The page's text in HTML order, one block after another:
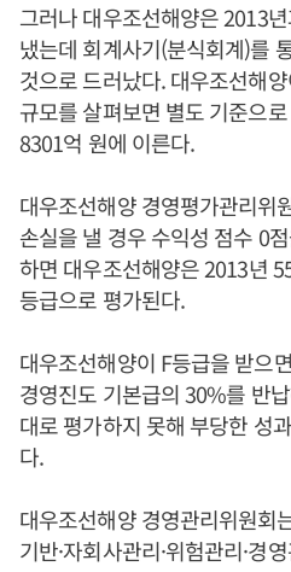
그러나 대우조선해양은 2013
냈는데 회계사기(분식회계)를
것으로 드러났다. 대우조선해
규모를 살펴보면 별도 기준으
8301억 원에 이른다.
대우조선해양 경영평가관리위
손실을 낼 경우 수익성 점수 0
하면 대우조선해양은 2013년
등급으로 평가된다.
대우조선해양이 F등급을 받으
경영진도 기본급의 30%를 반
대로 평가하지 못해 부당한 성
다.
대우조선해양 경영관리위원회
기반·자회사관리·위험관리·경